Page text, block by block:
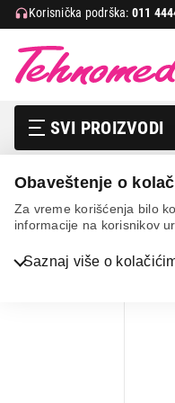
Obaveštenje o
Za vreme korišćenja bilo
informacije na korisnikov
Saznaj više o
Korisnička podrška: 011
SVI PROIZVODI
Bela tehnika
Nega tela, lepota i